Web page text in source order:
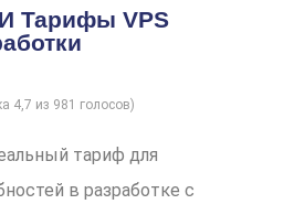
Тарифы VPS
4,7 из 981 голосов)
тариф для
в разработке с